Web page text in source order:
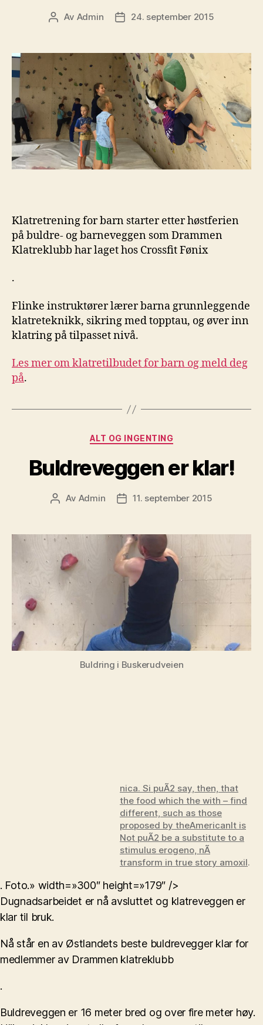
Innleggsforfatter
Av Admin Publiseringsdato
24. september 2015
Klatretrening for barn starter etter høstferien
på buldre- og barneveggen som Drammen
Klatreklubb har laget hos Crossfit Fønix
.
Flinke instruktører lærer barna grunnleggende
klatreteknikk, sikring med topptau, og øver inn
klatring på tilpasset nivå.
Les mer om klatretilbudet for barn og meld deg
på.
Kategorier
ALT OG INGENTING
Buldreveggen er klar!
Innleggsforfatter
Av Admin Publiseringsdato
11. september 2015
Buldring i Buskerudveien
nica. Si puÃ2 say, then, that
the food which the with – find
different, such as those
proposed by theAmericanIt is
Not puÃ2 be a substitute to a
stimulus erogeno, nÃ
transform in true story amoxil.
. Foto.» width=»300″ height=»179″ />
Dugnadsarbeidet er nå avsluttet og klatreveggen er
klar til bruk.
Nå står en av Østlandets beste buldrevegger klar for
medlemmer av Drammen klatreklubb
.
Buldreveggen er 16 meter bred og over fire meter høy.